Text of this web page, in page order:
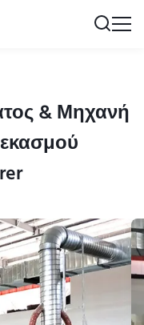
& Μηχανή